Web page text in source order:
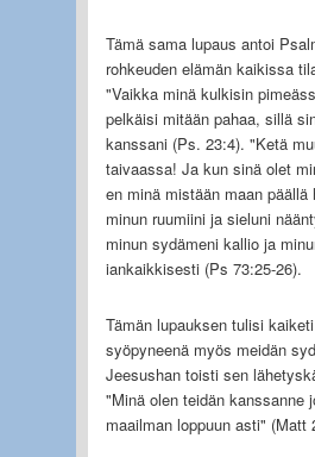
Tämä sama lupaus antoi
rohkeuden elämän kaikissa
"Vaikka minä kulkisin
pelkäisi mitään pahaa, sillä
kanssani (Ps. 23:4). "Ketä
taivaassa! Ja kun sinä olet
en minä mistään maan päällä
minun ruumiini ja sieluni
minun sydämeni kallio ja
iankaikkisesti (Ps 73:25-26).
Tämän lupauksen tulisi
syöpyneenä myös meidän
Jeesushan toisti sen
"Minä olen teidän kanssanne
maailman loppuun asti" (Matt